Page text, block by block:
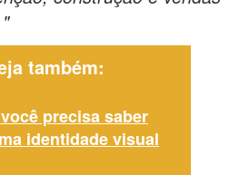
também:
precisa saber
identidade visual